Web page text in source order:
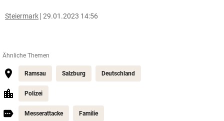
Steiermark 29.01.2023 14:56
Ähnliche Themen
Ramsau Salzburg Deutschland
Polizei
Messerattacke Familie